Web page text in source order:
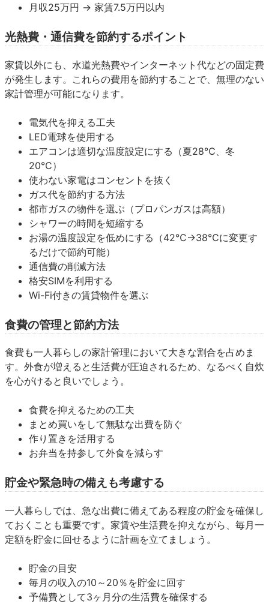
月収25万円 → 家賃7.5万円以内
光熱費・通信費を節約するポイント
家賃以外にも、水道光熱費やインターネット代などの固定費
が発生します。これらの費用を節約することで、無理のない
家計管理が可能になります。
電気代を抑える工夫
LED電球を使用する
エアコンは適切な温度設定にする（夏28℃、冬
20℃）
使わない家電はコンセントを抜く
ガス代を節約する方法
都市ガスの物件を選ぶ（プロパンガスは高額）
シャワーの時間を短縮する
お湯の温度設定を低めにする（42℃→38℃に変更す
るだけで節約可能）
通信費の削減方法
格安SIMを利用する
Wi-Fi付きの賃貸物件を選ぶ
食費の管理と節約方法
食費も一人暮らしの家計管理において大きな割合を占めま
す。外食が増えると生活費が圧迫されるため、なるべく自炊
を心がけると良いでしょう。
食費を抑えるための工夫
まとめ買いをして無駄な出費を防ぐ
作り置きを活用する
お弁当を持参して外食を減らす
貯金や緊急時の備えも考慮する
一人暮らしでは、急な出費に備えてある程度の貯金を確保し
ておくことも重要です。家賃や生活費を抑えながら、毎月一
定額を貯金に回せるように計画を立てましょう。
貯金の目安
毎月の収入の10～20％を貯金に回す
予備費として3ヶ月分の生活費を確保する